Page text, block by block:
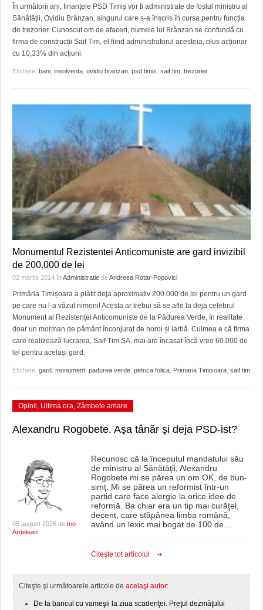
GRĂDINA TAICII DOMNULUI
ZIARISTU’ DE TERASĂ
CU OIŞTEA-N KIERKEGAARD
FINANŢĂRI DE LA A LA Z
CRONICĂ DE FILM
UNDE MERGEM
FILME DOCUMENTARE
CLIPURI VIDEO
ACCIDENTE
ANUNŢURI
INFO SI UTILE
CULTURA
JUSTITIE
FILME DOCUMENTARE
CLIPURI VIDEO
JOCURI ONLINE
DIVERSE
FARMACII DIN TIMIŞOARA
HARTA TIMIŞOAREI
LICEE, ŞCOLI ŞI GRĂDINIŢE DIN TIMIŞ
PRIMĂRIILE DIN TIMIŞ
SFATUL MEDICULUI
În următorii ani, finanțele PSD Timiș vor fi administrate de fostul ministru al
Sănătății, Ovidiu Brânzan, singurul care s-a înscris în cursa pentru funcția
de trezorier. Cunoscut om de afaceri, numele lui Brânzan se confundă cu
firma de construcții Saif Tim, el fiind administratorul acesteia, plus acționar
cu 10,33% din acțiuni.
Etichete: bani insolventa ovidiu branzan psd timis saif tim trezorier
Monumentul Rezistentei Anticomuniste are gard invizibil
de 200.000 de lei
02 martie 2014 înAdministratie deAndreea Rotar-Popovici
Primăria Timișoara a plătit deja aproximativ 200.000 de lei pentru un gard
pe care nu l-a văzut nimeni! Acesta ar trebui să se afle la deja celebrul
Monument al Rezistenţei Anticomuniste de la Pădurea Verde, în realitate
doar un morman de pământ înconjurat de noroi și iarbă. Culmea e că firma
care realizează lucrarea, Saif Tim SA, mai are încasat încă vreo 60.000 de
lei pentru același gard.
Etichete: gard monument padurea verde petrica folica Primaria Timisoara saif tim
Opinii, Ultima ora, Zâmbete amare
Alexandru Rogobete. Aşa tânăr şi deja PSD-ist?
05 august 2026 de Ino
Ardelean
Recunosc că la începutul mandatului său
de ministru al Sănătăţii, Alexandru
Rogobete mi se părea un om OK, de bun-
simţ. Mi se părea un reformist într-un
partid care face alergie la orice idee de
reformă. Ba chiar era un tip mai curăţel,
decent, care stăpânea limba română,
având un lexic mai bogat de 100 de…
Citeşte tot articolul
Citeşte şi următoarele articole de acelaşi autor:
De la bancul cu vameşii la ziua scadenţei. Preţul dezmăţului